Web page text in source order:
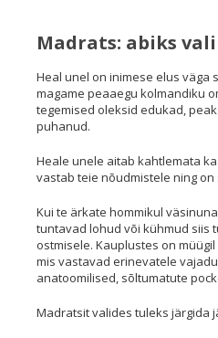
Madrats: abiks
Heal unel on inimese elus väga
magame peaaegu kolmandiku
tegemised oleksid edukad,
puhanud.
Heale unele aitab kahtlemata
vastab teie nõudmistele ning
Kui te ärkate hommikul
tuntavad lohud või kühmud siis
ostmisele. Kauplustes on
mis vastavad erinevatele
anatoomilised, sõltumatute
Madratsit valides tuleks järgida